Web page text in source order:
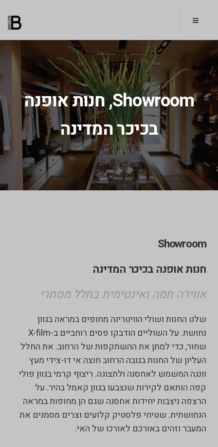
Showroom, חנות אופנה
בכיכר המדינה
Showroom
חנות אופנה בכיכר המדינה
אווירה חמה ואינטימית בחלל מסחרי
שלט החנות ושולי הוויטרינה מחופים במראה בגוון
נחושת. על השוליים הודבקו פסים רוחביים ב-X-film
שחור, כדי למתן את ההשתקפות של הרחוב. את החלל
העליון של החנות בגובה הרחוב חוצה אי דו-צידי מעץ
וונגה המשמש לאחסנה ולתצוגה. ריצוף קרמי בגוון פולי
קפה הותאם לקירות שנצבעו בגוון קאמל בהיר. על
הרצפה ניצבות יחידות אחסנה שגם הן מחופות במראה
הנחושתית. שטיחי פלסטיק קלועים וצרים מסמנים את
המעבר וזהים באורכם לאורכו של האי.